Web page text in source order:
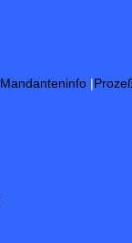
Mandanteninfo |